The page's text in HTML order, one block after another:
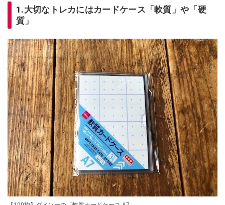
1.大切なトレカにはカードケース「軟質」や「硬
質」